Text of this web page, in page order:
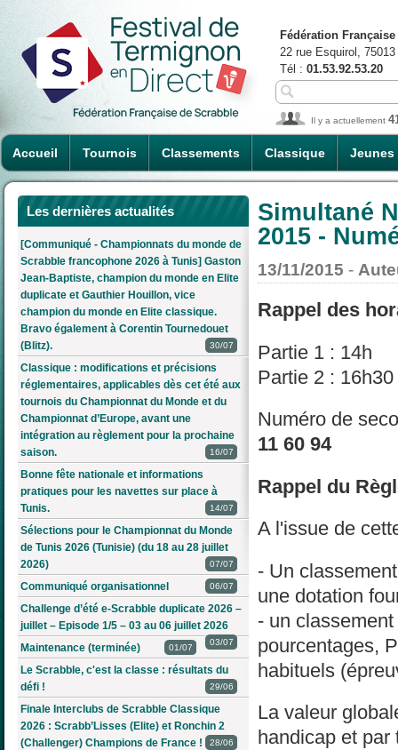
Accueil Tournois Classements Classique Jeunes
Fédération
22 rue Esquirol,
Tél : 01.53.92.53.20
Il y a actuellement
Les dernières actualités
[Communiqué - Championnats du monde de
Scrabble francophone 2026 à Tunis] Gaston
Jean-Baptiste, champion du monde en Elite
duplicate et Gauthier Houillon, vice
champion du monde en Elite classique.
Bravo également à Corentin Tournedouet
(Blitz).
30/07
Classique : modifications et précisions
réglementaires, applicables dès cet été aux
tournois du Championnat du Monde et du
Championnat d’Europe, avant une
intégration au règlement pour la prochaine
saison.
16/07
Bonne fête nationale et informations
pratiques pour les navettes sur place à
Tunis.
14/07
Sélections pour le Championnat du Monde
de Tunis 2026 (Tunisie) (du 18 au 28 juillet
2026)
07/07
Communiqué organisationnel 06/07
Challenge d’été e-Scrabble duplicate 2026 –
juillet – Episode 1/5 – 03 au 06 juillet 2026
03/07
Maintenance (terminée) 01/07
Le Scrabble, c'est la classe : résultats du
défi !
29/06
Finale Interclubs de Scrabble Classique
2026 : Scrabb’Lisses (Elite) et Ronchin 2
(Challenger) Champions de France !
28/06
Simultané
2015 -
13/11/2015 -
Rappel des
Partie 1 : 14h
Partie 2 : 16h30
Numéro de
11 60 94
Rappel du
A l'issue de
- Un
une dotation
- un
pourcentages,
habituels
La valeur
handicap et